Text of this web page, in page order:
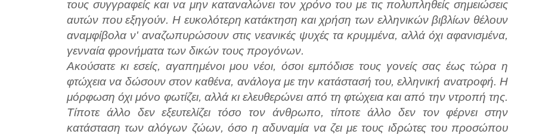
τους συγγραφείς και να μην καταναλώνει τον χρόνο του με τις πολυπληθείς σημειώσεις
αυτών που εξηγούν. Η ευκολότερη κατάκτηση και χρήση των ελληνικών βιβλίων θέλουν
αναμφίβολα ν' αναζωπυρώσουν στις νεανικές ψυχές τα κρυμμένα, αλλά όχι αφανισμένα,
γενναία φρονήματα των δικών τους προγόνων.
Ακούσατε κι εσείς, αγαπημένοι μου νέοι, όσοι εμπόδισε τους γονείς σας έως τώρα η
φτώχεια να δώσουν στον καθένα, ανάλογα με την κατάστασή του, ελληνική ανατροφή. Η
μόρφωση όχι μόνο φωτίζει, αλλά κι ελευθερώνει από τη φτώχεια και από την ντροπή της.
Τίποτε άλλο δεν εξευτελίζει τόσο τον άνθρωπο, τίποτε άλλο δεν τον φέρνει στην
κατάσταση των αλόγων ζώων, όσο η αδυναμία να ζει με τους ιδρώτες του προσώπου